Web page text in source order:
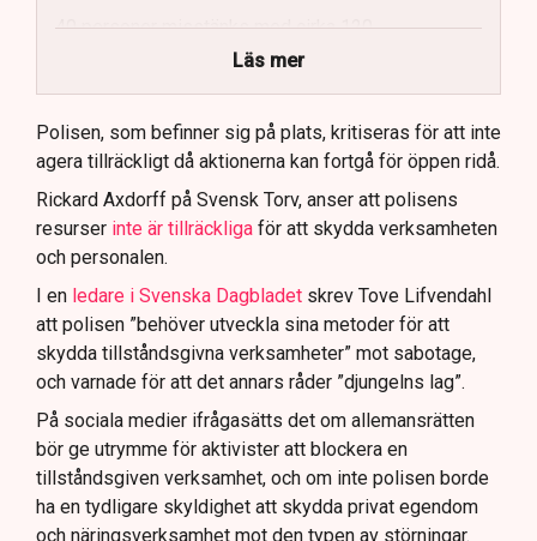
40 personer misstänks med cirka 120
brottsmisstankar kopplade.
Polisen använder drönare och uniformerad polis
för att dokumentera bevis.
Samtidigt är polisarbetet komplext när det gäller
att navigera juridiska rättigheter och gränser.
Läs mer
Polisen, som befinner sig på plats, kritiseras för att inte
agera tillräckligt då aktionerna kan fortgå för öppen ridå.
Rickard Axdorff på Svensk Torv, anser att polisens
resurser inte är tillräckliga för att skydda verksamheten
och personalen.
I en ledare i Svenska Dagbladet skrev Tove Lifvendahl
att polisen ”behöver utveckla sina metoder för att
skydda tillståndsgivna verksamheter” mot sabotage,
och varnade för att det annars råder ”djungelns lag”.
På sociala medier ifrågasätts det om allemansrätten
bör ge utrymme för aktivister att blockera en
tillståndsgiven verksamhet, och om inte polisen borde
ha en tydligare skyldighet att skydda privat egendom
och näringsverksamhet mot den typen av störningar.